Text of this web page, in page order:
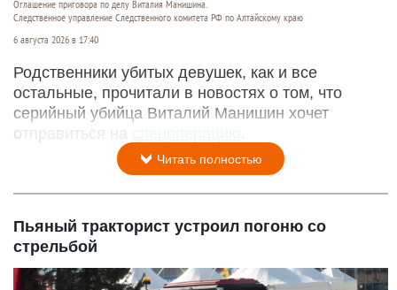
Оглашение приговора по делу Виталия Манишина.
Следственное управление Следственного комитета РФ по Алтайскому краю
6 августа 2026 в 17:40
Родственники убитых девушек, как и все
остальные, прочитали в новостях о том, что
серийный убийца Виталий Манишин хочет
отправиться на
Читать полностью
Пьяный тракторист устроил погоню со
стрельбой